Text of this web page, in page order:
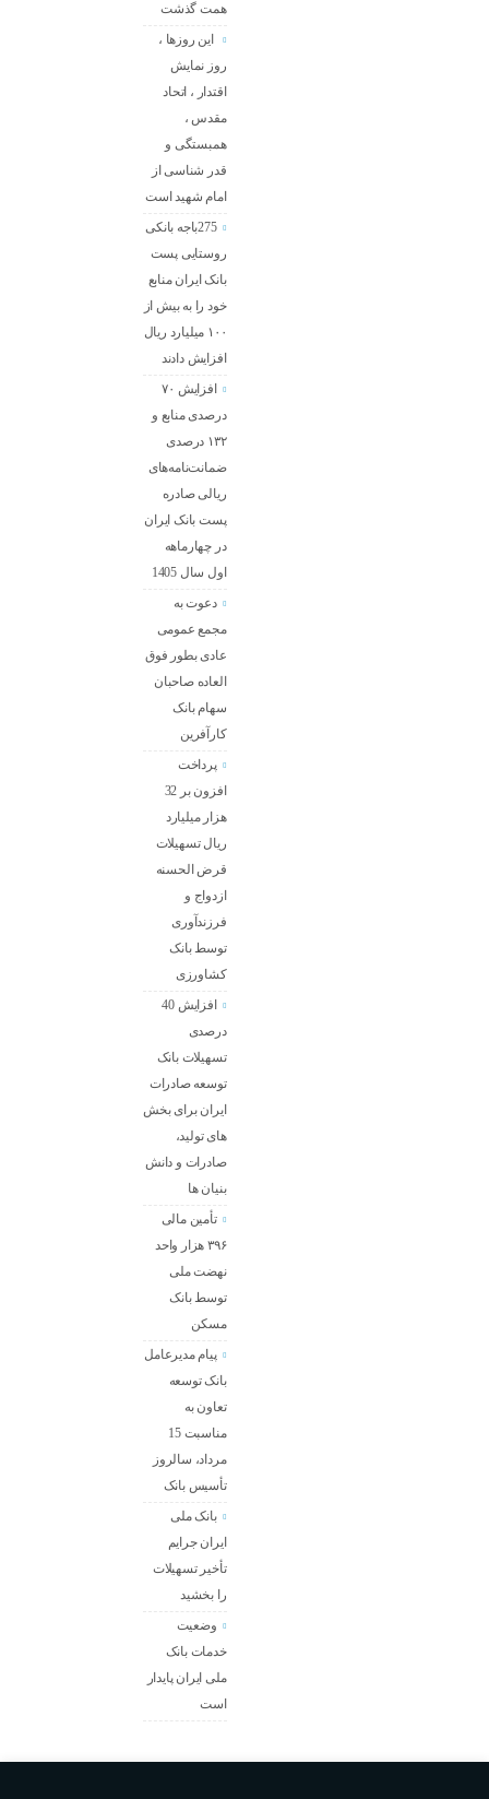
همت گذشت
این روزها ،
روز نمایش
اقتدار ، اتحاد
مقدس ،
همبستگی و
قدر شناسی از
امام شهید است
275باجه بانکی
روستایی پست
بانک ایران منابع
خود را به بیش از
۱۰۰ میلیارد ریال
افزایش دادند
افزایش ۷۰
درصدی منابع و
۱۳۲ درصدی
ضمانت‌نامه‌های
ریالی صادره
پست بانک ایران
در چهارماهه
اول سال 1405
دعوت به
مجمع عمومی
عادی بطور فوق
العاده صاحبان
سهام بانک
کارآفرین
پرداخت
افزون بر 32
هزار میلیارد
ریال تسهیلات
قرض الحسنه
ازدواج و
فرزندآوری
توسط بانک
کشاورزی
افزایش 40
درصدی
تسهیلات بانک
توسعه صادرات
ایران برای بخش
های تولید،
صادرات و دانش
بنیان ها
تأمین مالی
۳۹۶ هزار واحد
نهضت ملی
توسط بانک
مسکن
پیام مدیرعامل
بانک توسعه
تعاون به
مناسبت 15
مرداد، سالروز
تأسیس بانک
بانک ملی
ایران جرایم
تأخیر تسهیلات
را بخشید
وضعیت
خدمات بانک
ملی ایران پایدار
است